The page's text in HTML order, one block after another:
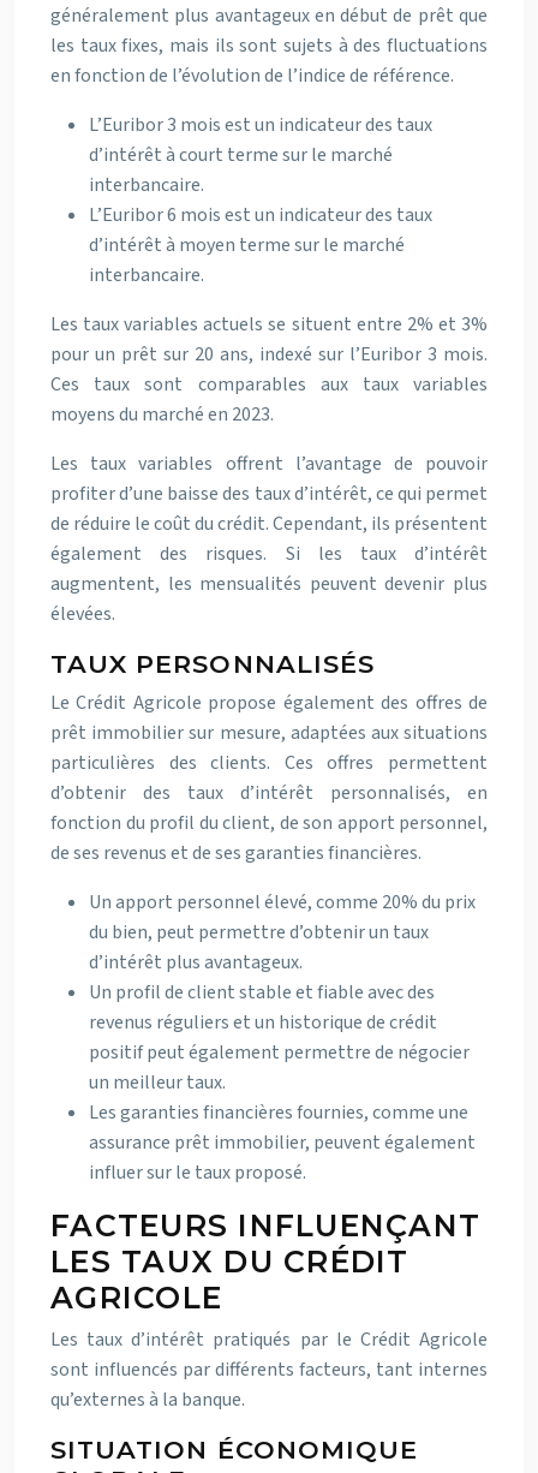
généralement plus avantageux en début de prêt que
les taux fixes, mais ils sont sujets à des fluctuations
en fonction de l’évolution de l’indice de référence.
L’Euribor 3 mois est un indicateur des taux
d’intérêt à court terme sur le marché
interbancaire.
L’Euribor 6 mois est un indicateur des taux
d’intérêt à moyen terme sur le marché
interbancaire.
Les taux variables actuels se situent entre 2% et 3%
pour un prêt sur 20 ans, indexé sur l’Euribor 3 mois.
Ces taux sont comparables aux taux variables
moyens du marché en 2023.
Les taux variables offrent l’avantage de pouvoir
profiter d’une baisse des taux d’intérêt, ce qui permet
de réduire le coût du crédit. Cependant, ils présentent
également des risques. Si les taux d’intérêt
augmentent, les mensualités peuvent devenir plus
élevées.
TAUX PERSONNALISÉS
Le Crédit Agricole propose également des offres de
prêt immobilier sur mesure, adaptées aux situations
particulières des clients. Ces offres permettent
d’obtenir des taux d’intérêt personnalisés, en
fonction du profil du client, de son apport personnel,
de ses revenus et de ses garanties financières.
Un apport personnel élevé, comme 20% du prix
du bien, peut permettre d’obtenir un taux
d’intérêt plus avantageux.
Un profil de client stable et fiable avec des
revenus réguliers et un historique de crédit
positif peut également permettre de négocier
un meilleur taux.
Les garanties financières fournies, comme une
assurance prêt immobilier, peuvent également
influer sur le taux proposé.
FACTEURS INFLUENÇANT
LES TAUX DU CRÉDIT
AGRICOLE
Les taux d’intérêt pratiqués par le Crédit Agricole
sont influencés par différents facteurs, tant internes
qu’externes à la banque.
SITUATION ÉCONOMIQUE